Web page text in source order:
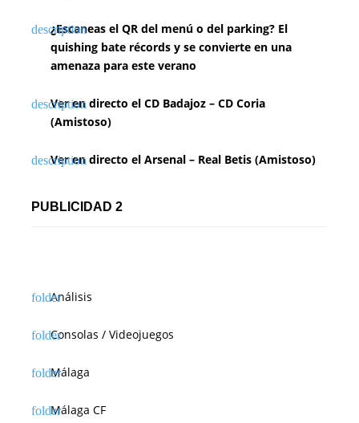
e
a
¿Escaneas el QR del menú o del parking? El
quishing bate récords y se convierte en una
amenaza para este verano
Ver en directo el CD Badajoz – CD Coria
(Amistoso)
Ver en directo el Arsenal – Real Betis (Amistoso)
PUBLICIDAD 2
Análisis
Consolas / Videojuegos
Málaga
Málaga CF